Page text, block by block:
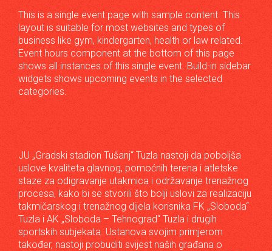
This is a single event page with sample content. This
layout is suitable for most websites and types of
business like gym, kindergarten, health or law related.
Event hours component at the bottom of this page
shows all instances of this single event. Build-in sidebar
widgets shows upcoming events in the selected
categories.
JU „Gradski stadion Tušanj“ Tuzla nastoji da poboljša
uslove kvaliteta glavnog, pomoćnih terena i atletske
staze za odigravanje utakmica i održavanje trenažnog
procesa, kako bi se stvorili što bolji uslovi za realizaciju
takmičarskog i trenažnog dijela korisnika FK „Sloboda“
Tuzla i AK „Sloboda – Tehnograd“ Tuzla i drugih
sportskih subjekata. Ustanova svojim primjerom
također, nastoji probuditi svijest naših građana o